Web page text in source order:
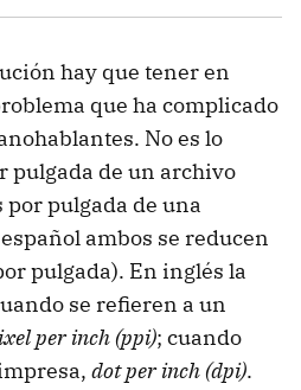
hay que tener en
que ha complicado
No es lo
pulgada de un archivo
pulgada de una
ambos se reducen
pulgada). En inglés la
se refieren a un
per inch (ppi); cuando
dot per inch (dpi).